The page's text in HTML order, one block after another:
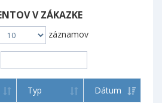
V ZÁKAZKE
záznamov
Typ
Dátum